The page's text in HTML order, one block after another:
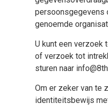
persoonsgegevens
genoemde
U kunt een verzoek
of verzoek tot
sturen naar
Om er zeker van te
identiteitsbewijs